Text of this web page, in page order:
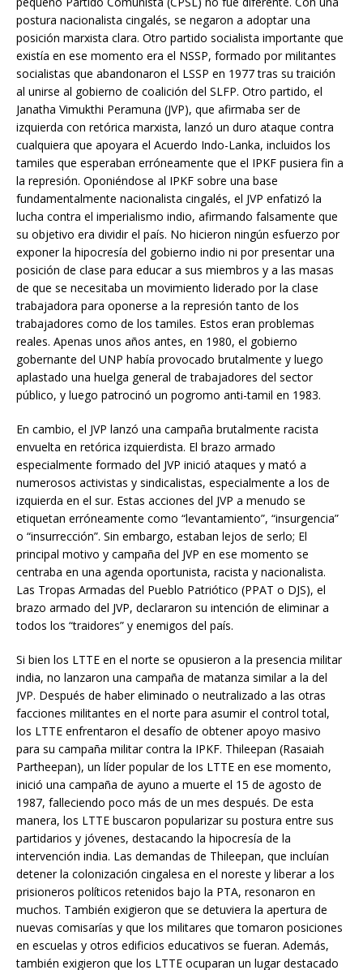
postura nacionalista cingalés, se negaron a adoptar una
posición marxista clara. Otro partido socialista importante que
existía en ese momento era el NSSP, formado por militantes
socialistas que abandonaron el LSSP en 1977 tras su traición
al unirse al gobierno de coalición del SLFP. Otro partido, el
Janatha Vimukthi Peramuna (JVP), que afirmaba ser de
izquierda con retórica marxista, lanzó un duro ataque contra
cualquiera que apoyara el Acuerdo Indo-Lanka, incluidos los
tamiles que esperaban erróneamente que el IPKF pusiera fin a
la represión. Oponiéndose al IPKF sobre una base
fundamentalmente nacionalista cingalés, el JVP enfatizó la
lucha contra el imperialismo indio, afirmando falsamente que
su objetivo era dividir el país. No hicieron ningún esfuerzo por
exponer la hipocresía del gobierno indio ni por presentar una
posición de clase para educar a sus miembros y a las masas
de que se necesitaba un movimiento liderado por la clase
trabajadora para oponerse a la represión tanto de los
trabajadores como de los tamiles. Estos eran problemas
reales. Apenas unos años antes, en 1980, el gobierno
gobernante del UNP había provocado brutalmente y luego
aplastado una huelga general de trabajadores del sector
público, y luego patrocinó un pogromo anti-tamil en 1983.
En cambio, el JVP lanzó una campaña brutalmente racista
envuelta en retórica izquierdista. El brazo armado
especialmente formado del JVP inició ataques y mató a
numerosos activistas y sindicalistas, especialmente a los de
izquierda en el sur. Estas acciones del JVP a menudo se
etiquetan erróneamente como “levantamiento”, “insurgencia”
o “insurrección”. Sin embargo, estaban lejos de serlo; El
principal motivo y campaña del JVP en ese momento se
centraba en una agenda oportunista, racista y nacionalista.
Las Tropas Armadas del Pueblo Patriótico (PPAT o DJS), el
brazo armado del JVP, declararon su intención de eliminar a
todos los “traidores” y enemigos del país.
Si bien los LTTE en el norte se opusieron a la presencia militar
india, no lanzaron una campaña de matanza similar a la del
JVP. Después de haber eliminado o neutralizado a las otras
facciones militantes en el norte para asumir el control total,
los LTTE enfrentaron el desafío de obtener apoyo masivo
para su campaña militar contra la IPKF. Thileepan (Rasaiah
Partheepan), un líder popular de los LTTE en ese momento,
inició una campaña de ayuno a muerte el 15 de agosto de
1987, falleciendo poco más de un mes después. De esta
manera, los LTTE buscaron popularizar su postura entre sus
partidarios y jóvenes, destacando la hipocresía de la
intervención india. Las demandas de Thileepan, que incluían
detener la colonización cingalesa en el noreste y liberar a los
prisioneros políticos retenidos bajo la PTA, resonaron en
muchos. También exigieron que se detuviera la apertura de
nuevas comisarías y que los militares que tomaron posiciones
en escuelas y otros edificios educativos se fueran. Además,
también exigieron que los LTTE ocuparan un lugar destacado